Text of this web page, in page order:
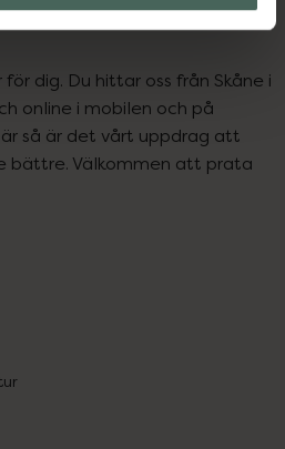
dig. Du hittar oss från Skåne i
online i mobilen och på
så är det vårt uppdrag att
bättre. Välkommen att prata